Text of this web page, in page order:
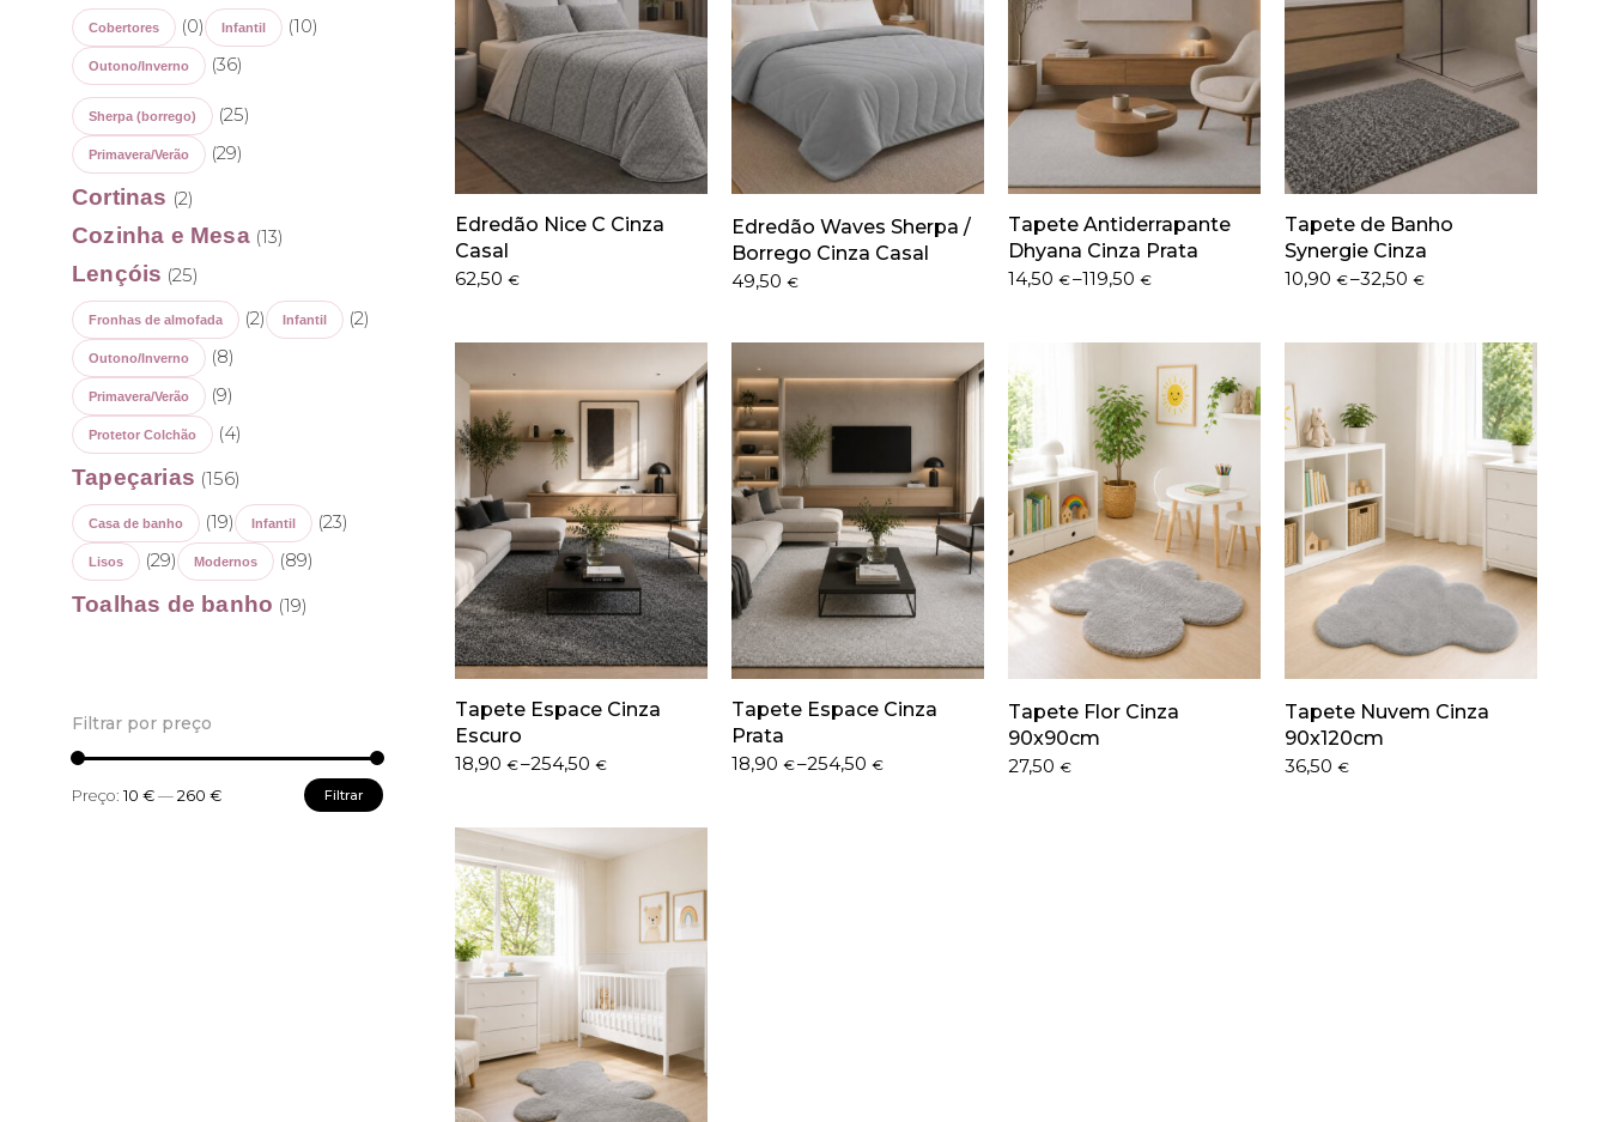
Edredão Nice C Cinza
Casal
62,50 €
Edredão Waves Sherpa /
Borrego Cinza Casal
49,50 €
Tapete Antiderrapante
Dhyana Cinza Prata
14,50 €–119,50€
Price
through
119,50 €
Tapete de Banho
Synergie Cinza
10,90 €–32,50€
Price
through
Tapete Espace Cinza
Escuro
18,90 €–254,50€
Price
through
254,50 €
Tapete Espace Cinza
Prata
18,90 €–254,50€
Price
Tapete Flor Cinza
90x90cm
27,50 €
Tapete Nuvem Cinza
90x120cm
36,50 €
Cobertores (0) Infantil (10)
Outono/Inverno (36)
Sherpa (borrego) (25)
Primavera/Verão (29)
Cortinas (2)
Cozinha e Mesa (13)
Lençóis (25)
Fronhas de almofada (2) Infantil (2)
Outono/Inverno (8)
Primavera/Verão (9)
Protetor Colchão (4)
Tapeçarias (156)
Casa de banho (19) Infantil (23)
Lisos (29) Modernos (89)
Toalhas de banho (19)
Filtrar por preço
Preço
Preço
Filtrar
Preço: 10 € — 260 €